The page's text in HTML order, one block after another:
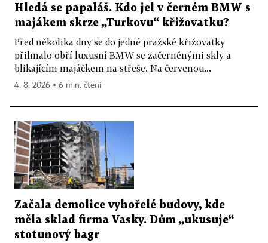
Hledá se papaláš. Kdo jel v černém BMW s
majákem skrze „Turkovu“ křižovatku?
Před několika dny se do jedné pražské křižovatky
přihnalo obří luxusní BMW se začerněnými skly a
blikajícím majáčkem na střeše. Na červenou...
4. 8. 2026 ▪ 6 min. čtení
Začala demolice vyhořelé budovy, kde
měla sklad firma Vasky. Dům „ukusuje“
stotunový bagr